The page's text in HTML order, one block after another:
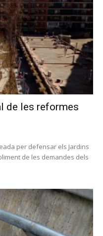
de les reformes
per defensar els Jardins
de les demandes dels